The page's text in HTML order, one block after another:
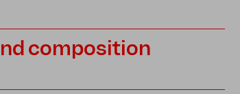
composition